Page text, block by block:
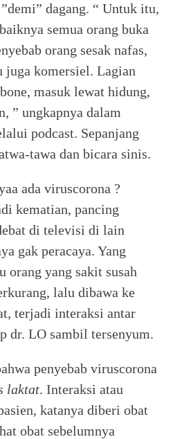
dagang. “ Untuk itu,
semua orang buka
orang sesak nafas,
komersiel. Lagian
masuk lewat hidung,
” ungkapnya dalam
podcast. Sepanjang
tawa dan bicara sinis.
ada viruscorona ?
kematian, pancing
di televisi di lain
gak peracaya. Yang
orang yang sakit susah
lalu dibawa ke
terjadi interaksi antar
dr. LO sambil tersenyum.
penyebab viruscorona
laktat. Interaksi atau
katanya diberi obat
obat sebelumnya